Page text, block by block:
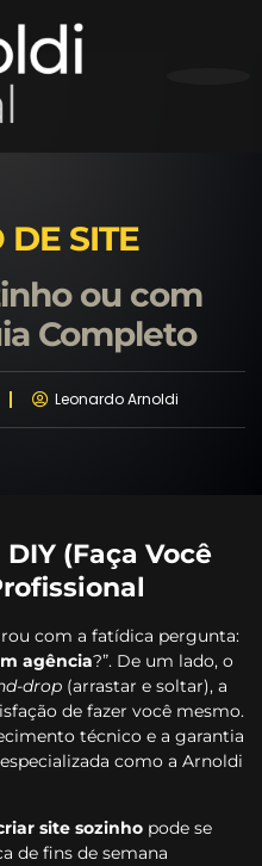
DE SITE
ou com
Completo
Leonardo Arnoldi
(Faça Você
com a fatídica pergunta:
agência?”. De um lado, o
drop (arrastar e soltar), a
de fazer você mesmo.
técnico e a garantia
como a Arnoldi
site sozinho pode se
de fins de semana